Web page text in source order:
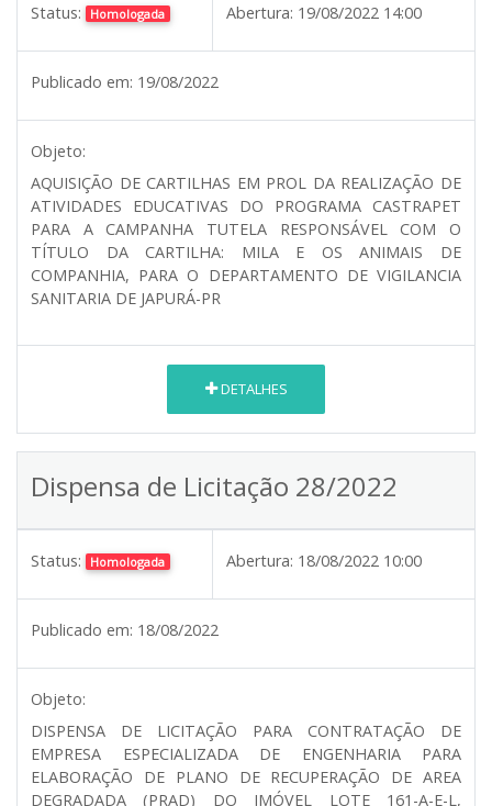
Status: Homologada Abertura: 19/08/2022 14:00
Publicado em: 19/08/2022
Objeto:
AQUISIÇÃO DE CARTILHAS EM PROL DA REALIZAÇÃO DE
ATIVIDADES EDUCATIVAS DO PROGRAMA CASTRAPET
PARA A CAMPANHA TUTELA RESPONSÁVEL COM O
TÍTULO DA CARTILHA: MILA E OS ANIMAIS DE
COMPANHIA, PARA O DEPARTAMENTO DE VIGILANCIA
SANITARIA DE JAPURÁ-PR
DETALHES
Dispensa de Licitação 28/2022
Status: Homologada Abertura: 18/08/2022 10:00
Publicado em: 18/08/2022
Objeto:
DISPENSA DE LICITAÇÃO PARA CONTRATAÇÃO DE
EMPRESA ESPECIALIZADA DE ENGENHARIA PARA
ELABORAÇÃO DE PLANO DE RECUPERAÇÃO DE AREA
DEGRADADA (PRAD) DO IMÓVEL LOTE 161-A-E-L,